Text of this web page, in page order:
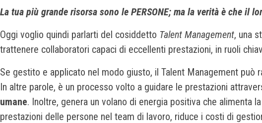
La tua più grande risorsa sono le PERSONE; ma la verità è che il
Oggi voglio quindi parlarti del cosiddetto Talent Management, una
trattenere collaboratori capaci di eccellenti prestazioni, in ruoli
Se gestito e applicato nel modo giusto, il Talent Management
In altre parole, è un processo volto a guidare le prestazioni
umane. Inoltre, genera un volano di energia positiva che alimenta
prestazioni delle persone nel team di lavoro, riduce i costi di